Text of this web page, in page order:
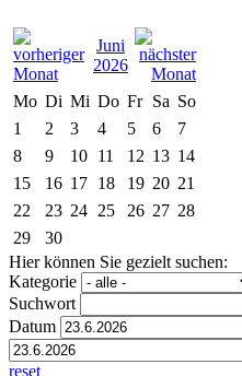
Juni
2026
Mo Di Mi Do Fr Sa So
1
2 3 4 5 6
7
8
9 10 11 12 13 14
15
16 17 18 19 20 21
22
23 24 25 26 27 28
29
30
Hier können Sie gezielt suchen:
Kategorie
Suchwort
Datum
reset